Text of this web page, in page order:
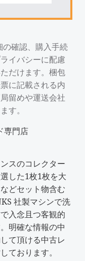
確認、購入手続
イバシーに配慮
だけます。梱包
に記載される内
留めや運送会社
す。
スのコレクター
した1枚1枚を大
どセット物含む
社製マシンで洗
入念且つ客観的
明確な情報の中
て頂ける中古レ
ております。